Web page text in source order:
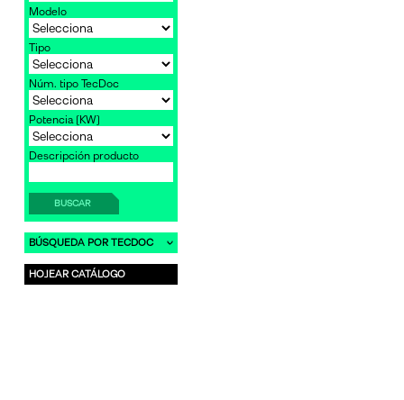
Modelo
Tipo
Núm. tipo TecDoc
Potencia [KW]
Descripción producto
BUSCAR
BÚSQUEDA POR TECDOC
HOJEAR CATÁLOGO